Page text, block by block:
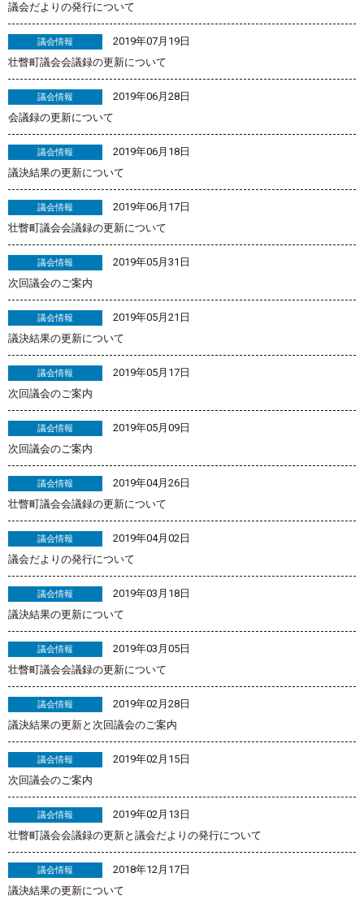
議会だよりの発行について
議会情報
2019年07月19日
壮瞥町議会会議録の更新について
議会情報
2019年06月28日
会議録の更新について
議会情報
2019年06月18日
議決結果の更新について
議会情報
2019年06月17日
壮瞥町議会会議録の更新について
議会情報
2019年05月31日
次回議会のご案内
議会情報
2019年05月21日
議決結果の更新について
議会情報
2019年05月17日
次回議会のご案内
議会情報
2019年05月09日
次回議会のご案内
議会情報
2019年04月26日
壮瞥町議会会議録の更新について
議会情報
2019年04月02日
議会だよりの発行について
議会情報
2019年03月18日
議決結果の更新について
議会情報
2019年03月05日
壮瞥町議会会議録の更新について
議会情報
2019年02月28日
議決結果の更新と次回議会のご案内
議会情報
2019年02月15日
次回議会のご案内
議会情報
2019年02月13日
壮瞥町議会会議録の更新と議会だよりの発行について
議会情報
2018年12月17日
議決結果の更新について